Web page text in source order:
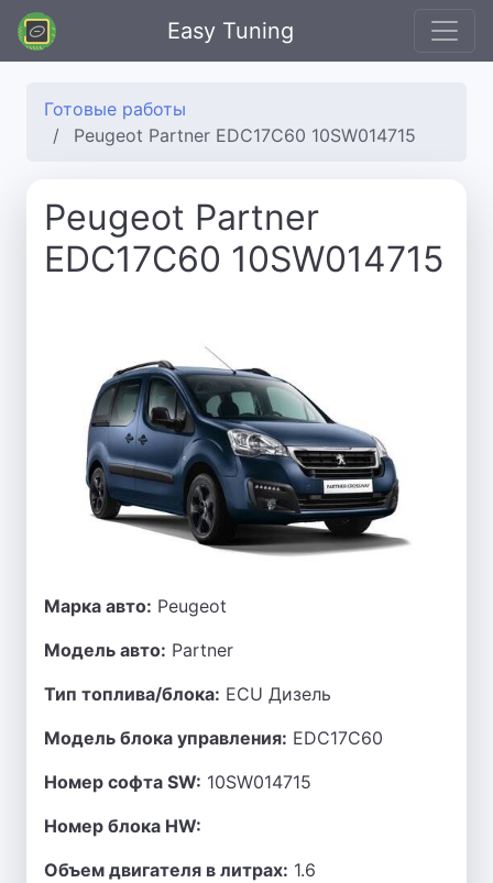
Easy Tuning
Готовые работы
Peugeot Partner EDC17C60 10SW014715
Peugeot Partner
EDC17C60 10SW014715
Марка авто: Peugeot
Модель авто: Partner
Тип топлива/блока: ECU Дизель
Модель блока управления: EDC17C60
Номер софта SW: 10SW014715
Номер блока HW:
Объем двигателя в литрах: 1.6